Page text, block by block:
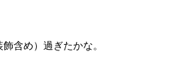
含め）過ぎたかな。